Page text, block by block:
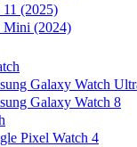
11 (2025)
Mini (2024)
Galaxy Watch
Galaxy Watch 8
Pixel Watch 4